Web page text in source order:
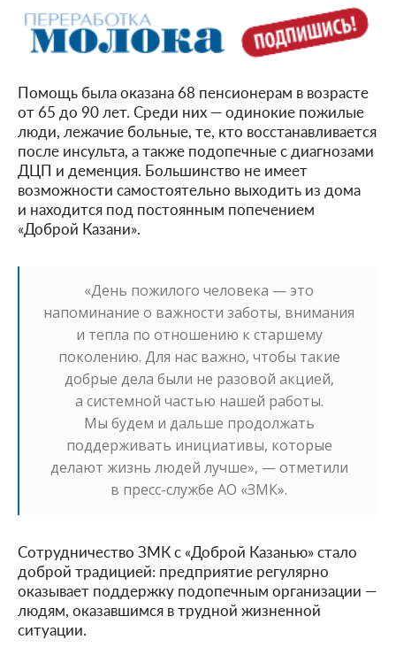
Помощь была оказана 68 пенсионерам в возрасте
от 65 до 90 лет. Среди них — одинокие пожилые
люди, лежачие больные, те, кто восстанавливается
после инсульта, а также подопечные с диагнозами
ДЦП и деменция. Большинство не имеет
возможности самостоятельно выходить из дома
и находится под постоянным попечением
«Доброй Казани».
«День пожилого человека — это
напоминание о важности заботы, внимания
и тепла по отношению к старшему
поколению. Для нас важно, чтобы такие
добрые дела были не разовой акцией,
а системной частью нашей работы.
Мы будем и дальше продолжать
поддерживать инициативы, которые
делают жизнь людей лучше», — отметили
в пресс-службе АО «ЗМК».
Сотрудничество ЗМК с «Доброй Казанью» стало
доброй традицией: предприятие регулярно
оказывает поддержку подопечным организации —
людям, оказавшимся в трудной жизненной
ситуации.